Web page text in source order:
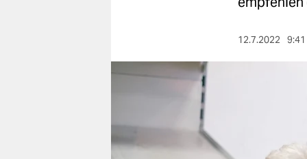
verlag
12.7.2022